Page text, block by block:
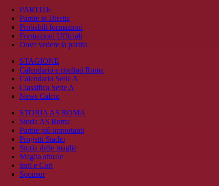
PARTITE
Partite in Diretta
Probabili formazioni
Formazioni Ufficiali
Dove vedere la partita
STAGIONE
Calendario e risultati Roma
Calendario Serie A
Classifica Serie A
News Calcio
STORIA AS ROMA
Storia AS Roma
Partite più importanti
Progetti Stadio
Storia delle maglie
Maglia attuale
Inni e Cori
Sponsor